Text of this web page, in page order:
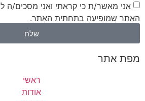
אני מאשר/ת כי קראתי ואני מסכים/ה ל
האתר שמופיעה בתחתית האתר.
שלח
מפת אתר
ראשי
אודות